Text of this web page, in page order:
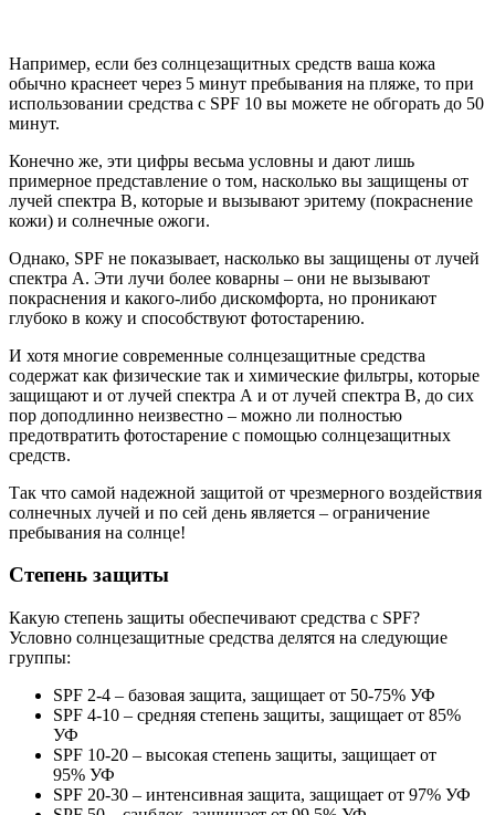
Например, если без солнцезащитных средств ваша кожа
обычно краснеет через 5 минут пребывания на пляже, то при
использовании средства с SPF 10 вы можете не обгорать до 50
минут.
Конечно же, эти цифры весьма условны и дают лишь
примерное представление о том, насколько вы защищены от
лучей спектра В, которые и вызывают эритему (покраснение
кожи) и солнечные ожоги.
Однако, SPF не показывает, насколько вы защищены от лучей
спектра А. Эти лучи более коварны – они не вызывают
покраснения и какого-либо дискомфорта, но проникают
глубоко в кожу и способствуют фотостарению.
И хотя многие современные солнцезащитные средства
содержат как физические так и химические фильтры, которые
защищают и от лучей спектра А и от лучей спектра В, до сих
пор доподлинно неизвестно – можно ли полностью
предотвратить фотостарение с помощью солнцезащитных
средств.
Так что самой надежной защитой от чрезмерного воздействия
солнечных лучей и по сей день является – ограничение
пребывания на солнце!
Cтепень защиты
Какую степень защиты обеспечивают средства с SPF?
Условно солнцезащитные средства делятся на следующие
группы:
SPF 2-4 – базовая защита, защищает от 50-75% УФ
SPF 4-10 – средняя степень защиты, защищает от 85%
УФ
SPF 10-20 – высокая степень защиты, защищает от
95% УФ
SPF 20-30 – интенсивная защита, защищает от 97% УФ